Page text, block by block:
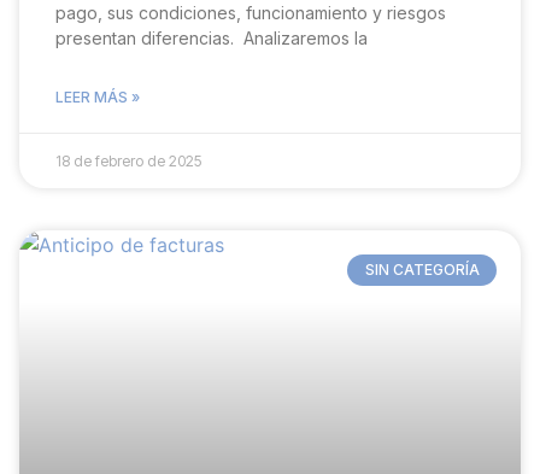
pago, sus condiciones, funcionamiento y riesgos
presentan diferencias. Analizaremos la
LEER MÁS »
18 de febrero de 2025
SIN CATEGORÍA